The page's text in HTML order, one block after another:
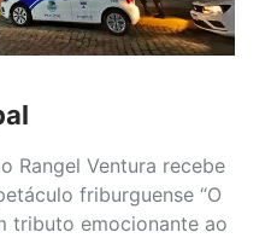
Rangel Ventura recebe
friburguense “O
tributo emocionante ao